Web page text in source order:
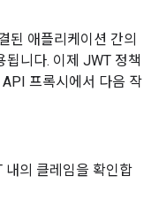
된 애플리케이션 간의
니다. 이제 JWT 정책
프록시에서 다음 작
내의 클레임을 확인합